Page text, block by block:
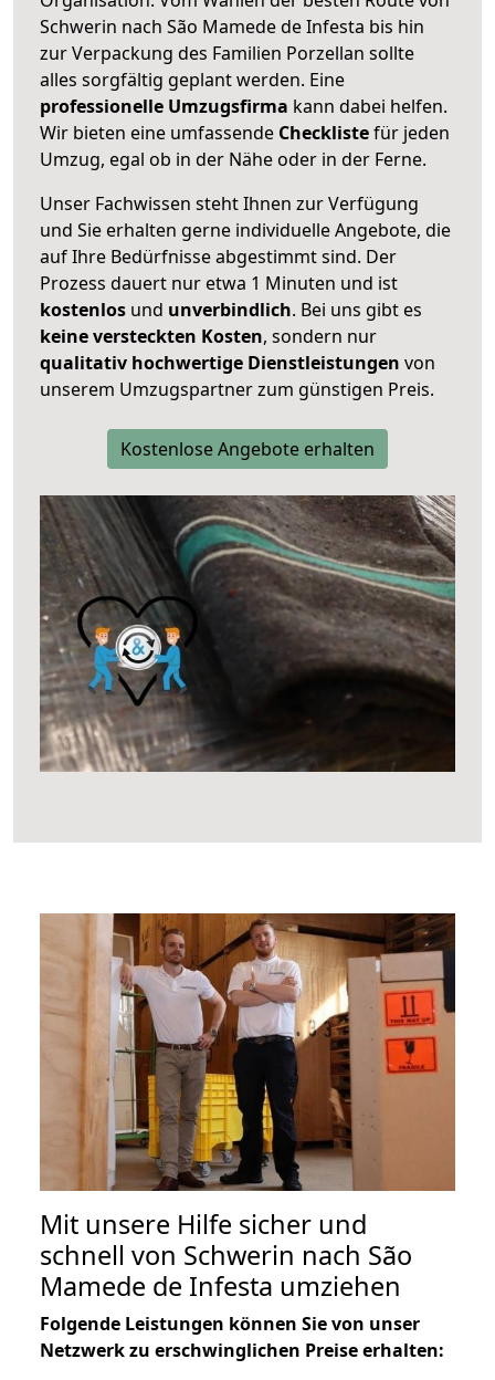
Schwerin nach São Mamede de Infesta bis hin
zur Verpackung des Familien Porzellan sollte
alles sorgfältig geplant werden. Eine
professionelle Umzugsfirma kann dabei helfen.
Wir bieten eine umfassende Checklistefür jeden
Umzug, egal ob in der Nähe oder in der Ferne.
Unser Fachwissen steht Ihnen zur Verfügung
und Sie erhalten gerne individuelle Angebote, die
auf Ihre Bedürfnisse abgestimmt sind. Der
Prozess dauert nur etwa 1 Minuten und ist
kostenlos und unverbindlich. Bei uns gibt es
keine versteckten Kosten, sondern nur
qualitativ hochwertige Dienstleistungen von
unserem Umzugspartner zum günstigen Preis.
Kostenlose Angebote erhalten
Mit unsere Hilfe sicher und
schnell von Schwerin nach São
Mamede de Infesta umziehen
Folgende Leistungen können Sie von unser
Netzwerk zu erschwinglichen Preise erhalten: